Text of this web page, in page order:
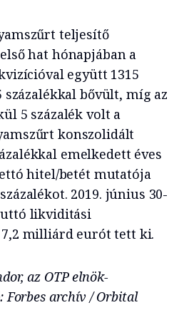
teljesítő
hat hónapjában a
együtt 1315
bővült, míg az
5 százalék volt a
konszolidált
emelkedett éves
hitel/betét mutatója
2019. június 30-
likviditási
milliárd eurót tett ki.
az OTP elnök-
Forbes archív / Orbital